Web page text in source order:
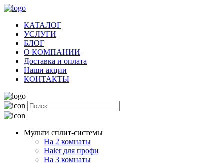
КАТАЛОГ
УСЛУГИ
БЛОГ
О КОМПАНИИ
Доставка и оплата
Наши акции
КОНТАКТЫ
Мульти сплит-системы
На 2 комнаты
Haier для профи
На 3 комнаты